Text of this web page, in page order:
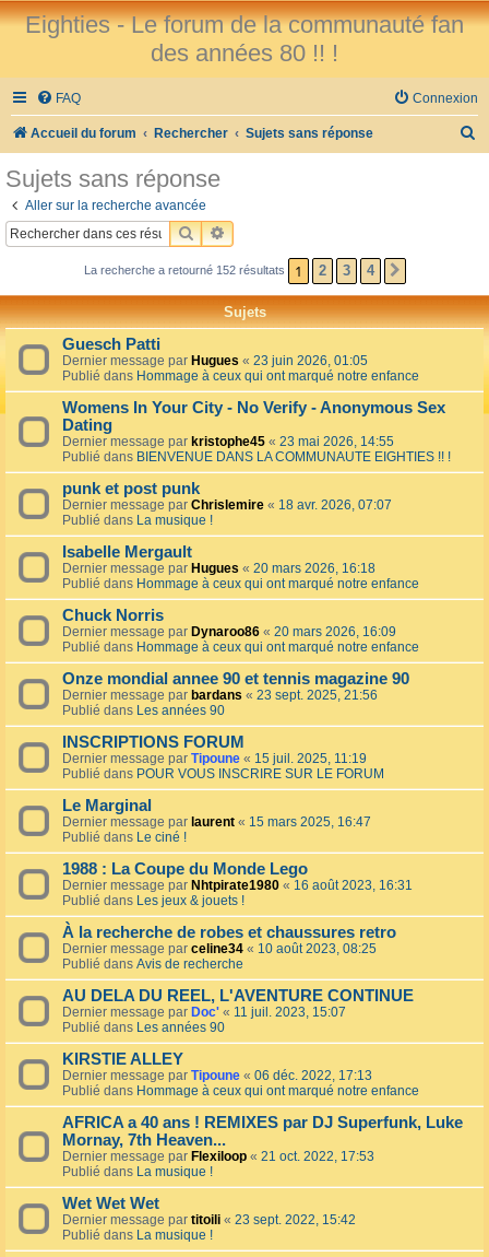
Eighties - Le forum de la communauté fan
des années 80 !! !
FAQ Connexion
Accueil du forum Rechercher Sujets sans réponse
h
r
Sujets sans réponse
Aller sur la recherche avancée
RECHERCHER
RECHERCHE AVANCÉE
La recherche a retourné 152 résultats 1 2 3 4
Sujets
Guesch Patti
Dernier message par Hugues « 23 juin 2026, 01:05
Publié dans Hommage à ceux qui ont marqué notre enfance
Womens In Your City - No Verify - Anonymous Sex
Dating
Dernier message par kristophe45 « 23 mai 2026, 14:55
Publié dans BIENVENUE DANS LA COMMUNAUTE EIGHTIES !! !
punk et post punk
Dernier message par Chrislemire « 18 avr. 2026, 07:07
Publié dans La musique !
Isabelle Mergault
Dernier message par Hugues « 20 mars 2026, 16:18
Publié dans Hommage à ceux qui ont marqué notre enfance
Chuck Norris
Dernier message par Dynaroo86 « 20 mars 2026, 16:09
Publié dans Hommage à ceux qui ont marqué notre enfance
Onze mondial annee 90 et tennis magazine 90
Dernier message par bardans « 23 sept. 2025, 21:56
Publié dans Les années 90
INSCRIPTIONS FORUM
Dernier message par Tipoune « 15 juil. 2025, 11:19
Publié dans POUR VOUS INSCRIRE SUR LE FORUM
Le Marginal
Dernier message par laurent « 15 mars 2025, 16:47
Publié dans Le ciné !
1988 : La Coupe du Monde Lego
Dernier message par Nhtpirate1980 « 16 août 2023, 16:31
Publié dans Les jeux & jouets !
À la recherche de robes et chaussures retro
Dernier message par celine34 « 10 août 2023, 08:25
Publié dans Avis de recherche
AU DELA DU REEL, L'AVENTURE CONTINUE
Dernier message par Doc' « 11 juil. 2023, 15:07
Publié dans Les années 90
KIRSTIE ALLEY
Dernier message par Tipoune « 06 déc. 2022, 17:13
Publié dans Hommage à ceux qui ont marqué notre enfance
AFRICA a 40 ans ! REMIXES par DJ Superfunk, Luke
Mornay, 7th Heaven...
Dernier message par Flexiloop « 21 oct. 2022, 17:53
Publié dans La musique !
Wet Wet Wet
Dernier message par titoili « 23 sept. 2022, 15:42
Publié dans La musique !